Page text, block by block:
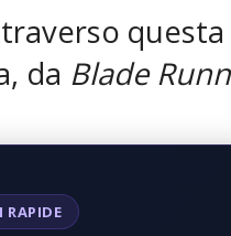
da Blade
RAPIDE